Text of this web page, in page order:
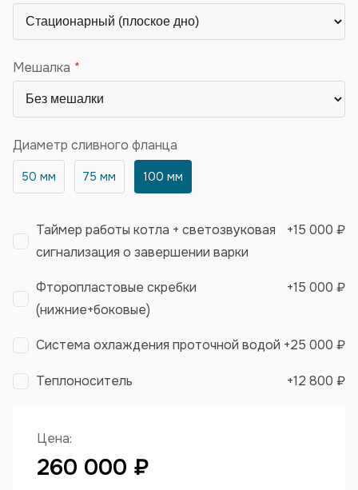
Мешалка
Диаметр сливного фланца
50 мм 75 мм 100 мм
Таймер работы котла + светозвуковая
сигнализация о завершении варки
+15 000 ₽
Фторопластовые скребки
(нижние+боковые)
+15 000 ₽
Система охлаждения проточной водой +25 000 ₽
Теплоноситель +12 800 ₽
Цена:
260 000 ₽